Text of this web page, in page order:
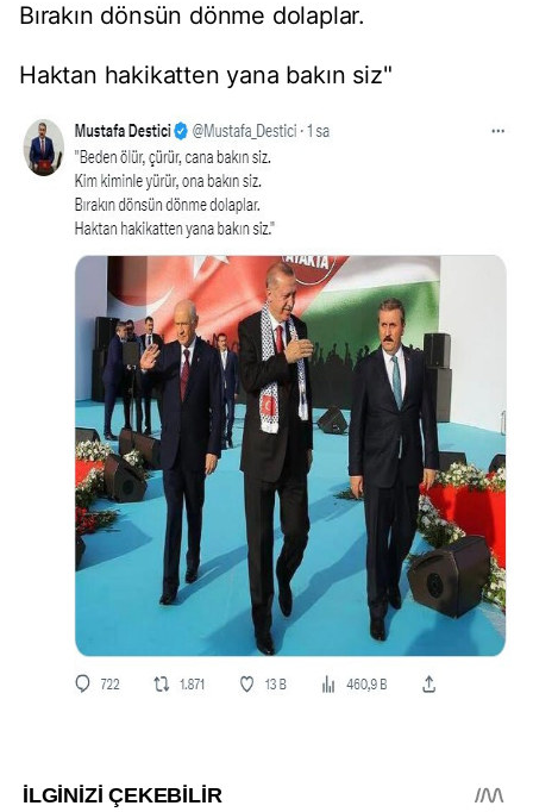
Bırakın dönsün dönme dolaplar.
Haktan hakikatten yana bakın siz"